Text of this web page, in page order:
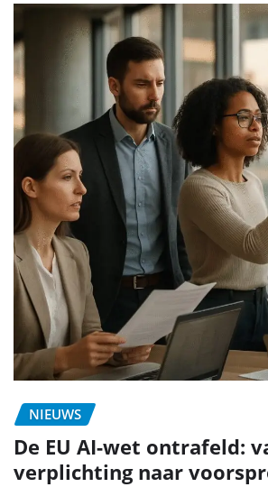
NIEUWS
De EU AI-wet ontrafeld:
verplichting naar